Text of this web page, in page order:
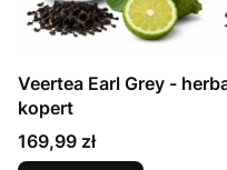
Veertea Earl Grey -
kopert
Cena
169,99 zł